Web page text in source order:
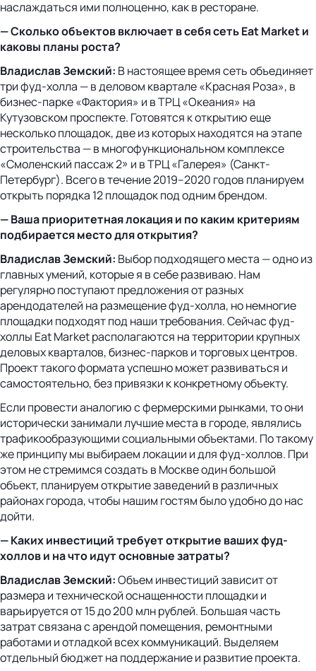
наслаждаться ими полноценно, как в ресторане.
— Сколько объектов включает в себя сеть Eat Market и
каковы планы роста?
Владислав Земский: В настоящее время сеть объединяет
три фуд-холла — в деловом квартале «Красная Роза», в
бизнес-парке «Фактория» и в ТРЦ «Океания» на
Кутузовском проспекте. Готовятся к открытию еще
несколько площадок, две из которых находятся на этапе
строительства — в многофункциональном комплексе
«Смоленский пассаж 2» и в ТРЦ «Галерея» (Санкт-
Петербург). Всего в течение 2019–2020 годов планируем
открыть порядка 12 площадок под одним брендом.
— Ваша приоритетная локация и по каким критериям
подбирается место для открытия?
Владислав Земский: Выбор подходящего места — одно из
главных умений, которые я в себе развиваю. Нам
регулярно поступают предложения от разных
арендодателей на размещение фуд-холла, но немногие
площадки подходят под наши требования. Сейчас фуд-
холлы Eat Market располагаются на территории крупных
деловых кварталов, бизнес-парков и торговых центров.
Проект такого формата успешно может развиваться и
самостоятельно, без привязки к конкретному объекту.
Если провести аналогию с фермерскими рынками, то они
исторически занимали лучшие места в городе, являлись
трафикообразующими социальными объектами. По такому
же принципу мы выбираем локации и для фуд-холлов. При
этом не стремимся создать в Москве один большой
объект, планируем открытие заведений в различных
районах города, чтобы нашим гостям было удобно до нас
дойти.
— Каких инвестиций требует открытие ваших фуд-
холлов и на что идут основные затраты?
Владислав Земский:Объем инвестиций зависит от
размера и технической оснащенности площадки и
варьируется от 15 до 200 млн рублей. Большая часть
затрат связана с арендой помещения, ремонтными
работами и отладкой всех коммуникаций. Выделяем
отдельный бюджет на поддержание и развитие проекта.